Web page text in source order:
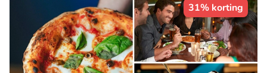
31% korting